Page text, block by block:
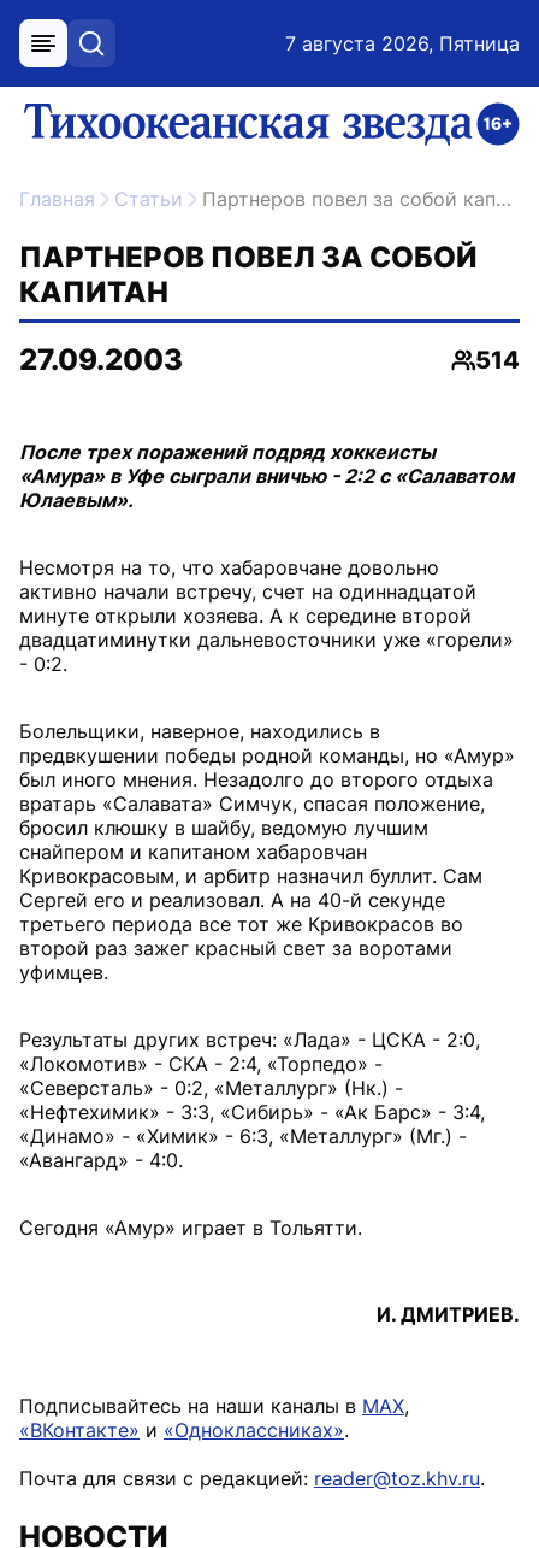
меню поиск 7 августа 2026, Пятница
ссылка на главную
Главная Статьи Партнеров повел за собой капитан
ПАРТНЕРОВ ПОВЕЛ ЗА СОБОЙ
КАПИТАН
27.09.2003
514
После трех поражений подряд хоккеисты
«Амура» в Уфе сыграли вничью - 2:2 с «Салаватом
Юлаевым».
Несмотря на то, что хабаровчане довольно
активно начали встречу, счет на одиннадцатой
минуте открыли хозяева. А к середине второй
двадцатиминутки дальневосточники уже «горели»
- 0:2.
Болельщики, наверное, находились в
предвкушении победы родной команды, но «Амур»
был иного мнения. Незадолго до второго отдыха
вратарь «Салавата» Симчук, спасая положение,
бросил клюшку в шайбу, ведомую лучшим
снайпером и капитаном хабаровчан
Кривокрасовым, и арбитр назначил буллит. Сам
Сергей его и реализовал. А на 40-й секунде
третьего периода все тот же Кривокрасов во
второй раз зажег красный свет за воротами
уфимцев.
Результаты других встреч: «Лада» - ЦСКА - 2:0,
«Локомотив» - СКА - 2:4, «Торпедо» -
«Северсталь» - 0:2, «Металлург» (Нк.) -
«Нефтехимик» - 3:3, «Сибирь» - «Ак Барс» - 3:4,
«Динамо» - «Химик» - 6:3, «Металлург» (Мг.) -
«Авангард» - 4:0.
Сегодня «Амур» играет в Тольятти.
И. ДМИТРИЕВ.
Подписывайтесь на наши каналы в MAX,
«ВКонтакте» и «Одноклассниках».
Почта для связи с редакцией: reader@toz.khv.ru.
НОВОСТИ